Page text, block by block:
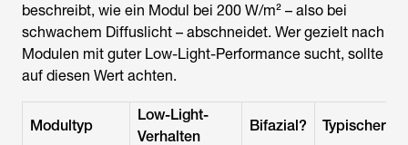
beschreibt, wie ein Modul bei 200 W/m² – also bei
schwachem Diffuslicht – abschneidet. Wer gezielt nach
Modulen mit guter Low-Light-Performance sucht, sollte
auf diesen Wert achten.
Modultyp
Low-Light-
Verhalten
Bifazial? Typischer